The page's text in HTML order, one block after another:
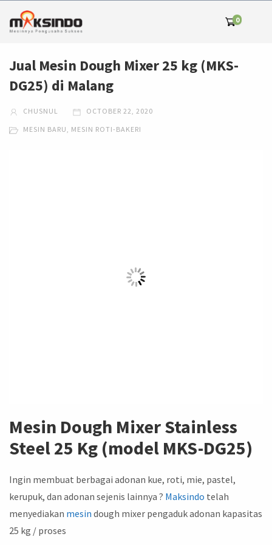
0
Jual Mesin Dough Mixer 25 kg (MKS-
DG25) di Malang
CHUSNUL OCTOBER 22, 2020
MESIN BARU, MESIN ROTI-BAKERI
Mesin Dough Mixer Stainless
Steel 25 Kg (model MKS-DG25)
Ingin membuat berbagai adonan kue, roti, mie, pastel,
kerupuk, dan adonan sejenis lainnya ? Maksindo telah
menyediakan mesin dough mixer pengaduk adonan kapasitas
25 kg / proses